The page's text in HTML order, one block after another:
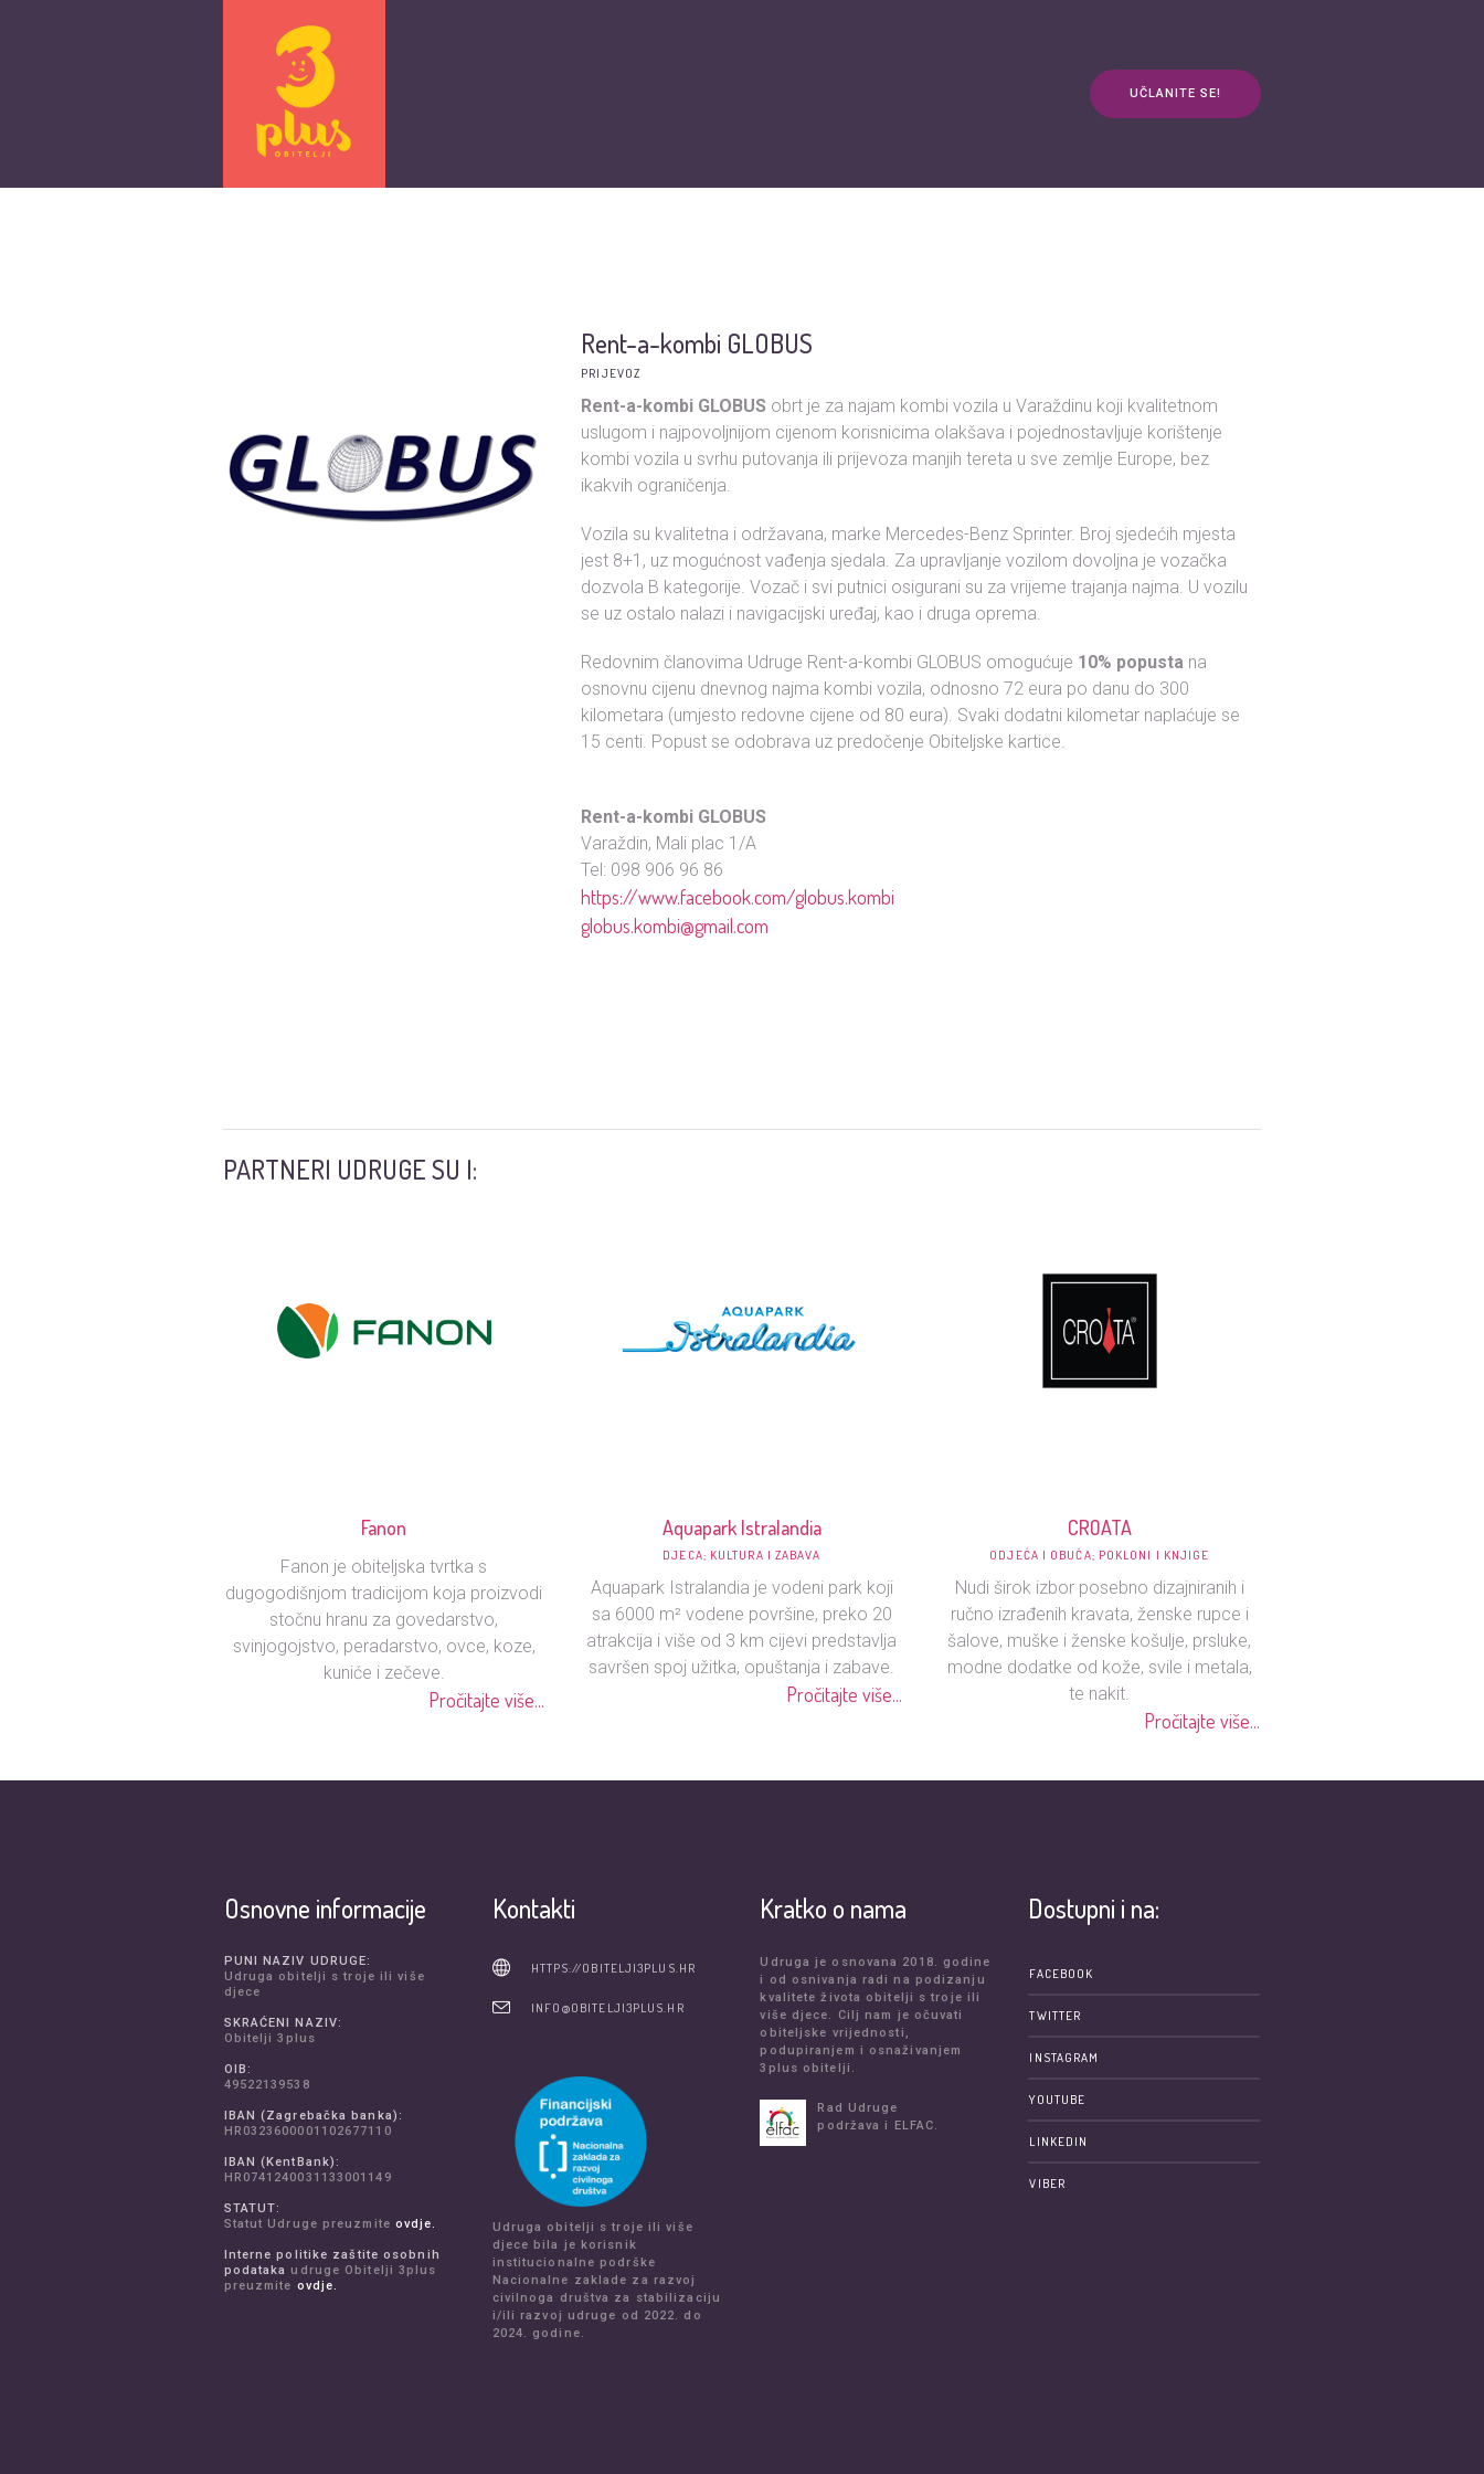
UČLANITE SE!
Rent-a-kombi GLOBUS
PRIJEVOZ
Rent-a-kombi GLOBUS obrt je za najam kombi vozila u Varaždinu koji kvalitetnom
uslugom i najpovoljnijom cijenom korisnicima olakšava i pojednostavljuje korištenje
kombi vozila u svrhu putovanja ili prijevoza manjih tereta u sve zemlje Europe, bez
ikakvih ograničenja.
Vozila su kvalitetna i održavana, marke Mercedes-Benz Sprinter. Broj sjedećih mjesta
jest 8+1, uz mogućnost vađenja sjedala. Za upravljanje vozilom dovoljna je vozačka
dozvola B kategorije. Vozač i svi putnici osigurani su za vrijeme trajanja najma. U vozilu
se uz ostalo nalazi i navigacijski uređaj, kao i druga oprema.
Redovnim članovima Udruge Rent-a-kombi GLOBUS omogućuje 10% popusta na
osnovnu cijenu dnevnog najma kombi vozila, odnosno 72 eura po danu do 300
kilometara (umjesto redovne cijene od 80 eura). Svaki dodatni kilometar naplaćuje se
15 centi. Popust se odobrava uz predočenje Obiteljske kartice.
Rent-a-kombi GLOBUS
Varaždin, Mali plac 1/A
Tel: 098 906 96 86
https://www.facebook.com/globus.kombi
globus.kombi@gmail.com
PARTNERI UDRUGE SU I:
Fanon
Fanon je obiteljska tvrtka s
dugogodišnjom tradicijom koja proizvodi
stočnu hranu za govedarstvo,
svinjogojstvo, peradarstvo, ovce, koze,
kuniće i zečeve.
Pročitajte više...
Aquapark Istralandia
DJECA; KULTURA I ZABAVA
Aquapark Istralandia je vodeni park koji
sa 6000 m² vodene površine, preko 20
atrakcija i više od 3 km cijevi predstavlja
savršen spoj užitka, opuštanja i zabave.
Pročitajte više...
CROATA
ODJEĆA I OBUĆA; POKLONI I KNJIGE
Nudi širok izbor posebno dizajniranih i
ručno izrađenih kravata, ženske rupce i
šalove, muške i ženske košulje, prsluke,
modne dodatke od kože, svile i metala,
te nakit.
Pročitajte više...
Osnovne informacije
PUNI NAZIV UDRUGE:
Udruga obitelji s troje ili više
djece
SKRAĆENI NAZIV:
Obitelji 3plus
OIB:
49522139538
IBAN (Zagrebačka banka):
HR0323600001102677110
IBAN (KentBank):
HR0741240031133001149
STATUT:
Statut Udruge preuzmite ovdje.
Interne politike zaštite osobnih
podataka udruge Obitelji 3plus
preuzmite ovdje.
Kontakti
HTTPS://OBITELJI3PLUS.HR
INFO@OBITELJI3PLUS.HR
Udruga obitelji s troje ili više
djece bila je korisnik
institucionalne podrške
Nacionalne zaklade za razvoj
civilnoga društva za stabilizaciju
i/ili razvoj udruge od 2022. do
2024. godine.
Kratko o nama
Udruga je osnovana 2018. godine
i od osnivanja radi na podizanju
kvalitete života obitelji s troje ili
više djece. Cilj nam je očuvati
obiteljske vrijednosti,
podupiranjem i osnaživanjem
3plus obitelji.
Rad Udruge
podržava i ELFAC.
Dostupni i na:
FACEBOOK
TWITTER
INSTAGRAM
YOUTUBE
LINKEDIN
VIBER